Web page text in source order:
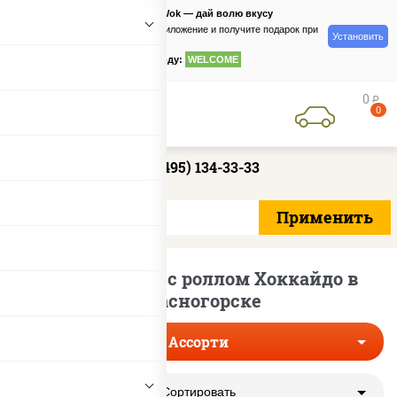
PizzaSushiWok — дай волю вкусу
Скачайте приложение и получите подарок при
по промокоду: WELCOME
Установить
0 руб
0
+7 (495) 134-33-33
Сеты ассорти с роллом Хоккайдо в
Красногорске
Ассорти
Сортировать